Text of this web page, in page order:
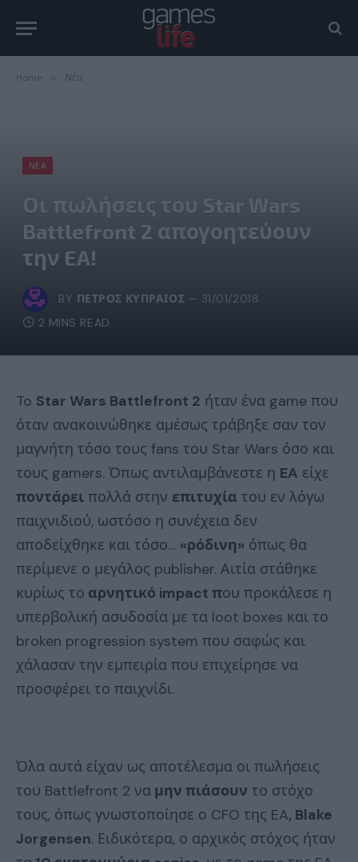
Home Νέα
ΝΈΑ
Οι πωλήσεις του Star Wars
Battlefront 2 απογοητεύουν
την EA!
BY ΠΈΤΡΟΣ ΚΥΠΡΑΊΟΣ
31/01/2018
2 MINS READ
To Star Wars Battlefront 2 ήταν ένα game που
όταν ανακοινώθηκε αμέσως τράβηξε σαν τον
μαγνήτη τόσο τους fans του Star Wars όσο και
τους gamers. Όπως αντιλαμβάνεστε η EA είχε
ποντάρει πολλά στην επιτυχία του εν λόγω
παιχνιδιού, ωστόσο η συνέχεια δεν
αποδείχθηκε και τόσο… «ρόδινη» όπως θα
περίμενε ο μεγάλος publisher. Αιτία στάθηκε
κυρίως το αρνητικό impact που προκάλεσε η
υπερβολική ασυδοσία με τα loot boxes και το
broken progression system που σαφώς και
χάλασαν την εμπειρία που επιχείρησε να
προσφέρει το παιχνίδι.
Όλα αυτά είχαν ως αποτέλεσμα οι πωλήσεις
του Battlefront 2 να μην πιάσουν το στόχο
τους, όπως γνωστοποίησε ο CFO της EA, Blake
Jorgensen. Ειδικότερα, ο αρχικός στόχος ήταν